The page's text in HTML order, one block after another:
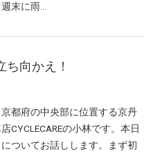
末に雨…
向かえ！
都府の中央部に位置する京丹
CYCLECAREの小林です。本日
ついてお話しします。まず初